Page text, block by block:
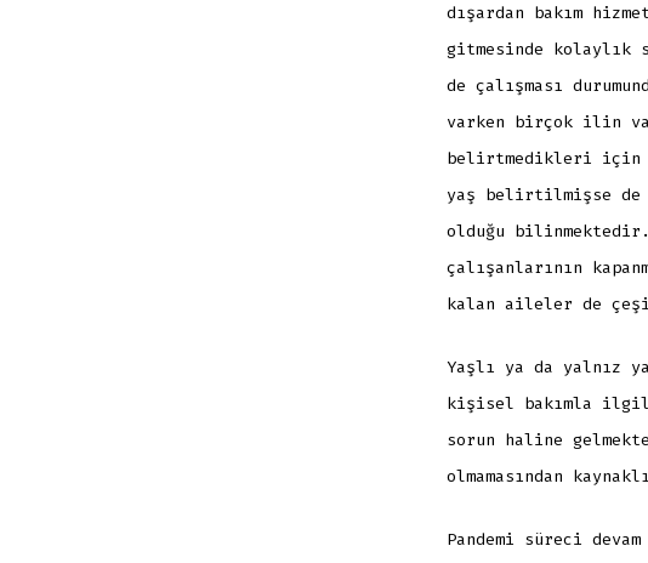
dışardan bakım
gitmesinde kolaylık
de çalışması
varken birçok ilin
belirtmedikleri için
yaş belirtilmişse
olduğu
çalışanlarının
kalan aileler de
Yaşlı ya da yalnız
kişisel bakımla
sorun haline
olmamasından
Pandemi süreci